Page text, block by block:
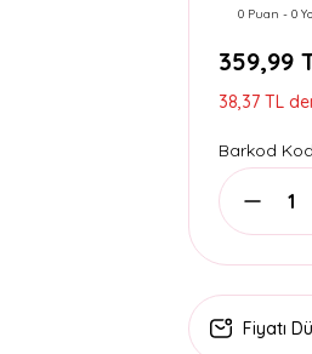
0 Puan - 0
359,99
38,37 TL
Barkod
Fiyatı